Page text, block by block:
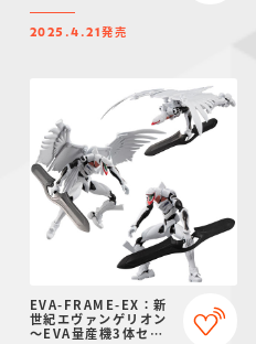
2025.4.21発売
EVA-FRAME-EX：新
世紀エヴァンゲリオン
～EVA量産機3体セッ